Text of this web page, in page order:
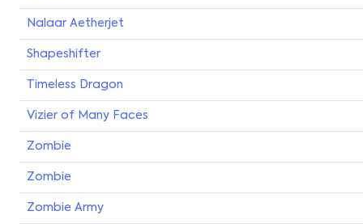
Nalaar Aetherjet
Shapeshifter
Timeless Dragon
Vizier of Many Faces
Zombie
Zombie
Zombie Army